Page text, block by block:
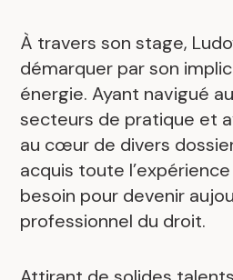
À travers son stage,
démarquer par son
énergie. Ayant navigué
secteurs de pratique et
au cœur de divers
acquis toute
besoin pour devenir
professionnel du droit.